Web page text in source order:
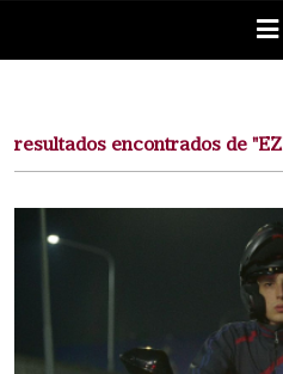
resultados encontrados de